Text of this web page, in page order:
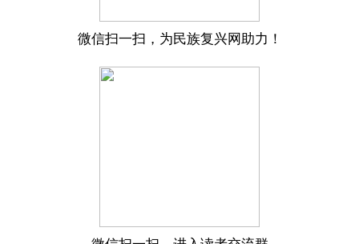
微信扫一扫，为民族复兴网助力！